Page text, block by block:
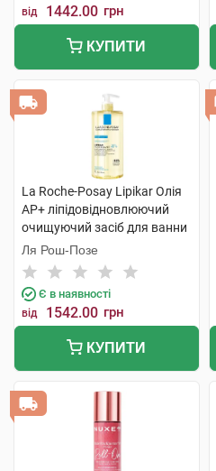
від 1442.00 грн
КУПИТИ
La Roche-Posay Lipikar Олія
AP+ ліпідовідновлюючий
очищуючий засіб для ванни
та душу 1 л 1 флакон
Ля Рош-Позе
Є в наявності
від 1542.00 грн
КУПИТИ